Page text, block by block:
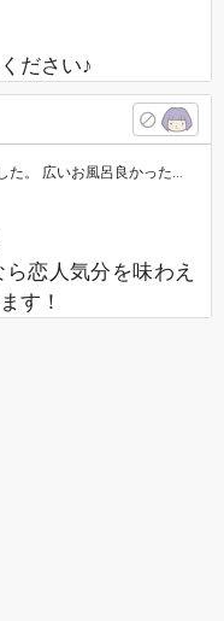
ださい♪
しかしお金が勿体ない。すぐに出ました。
恋人気分を味わえ
す！